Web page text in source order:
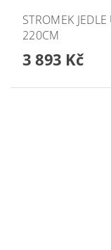
STROMEK
220CM
3 893 Kč